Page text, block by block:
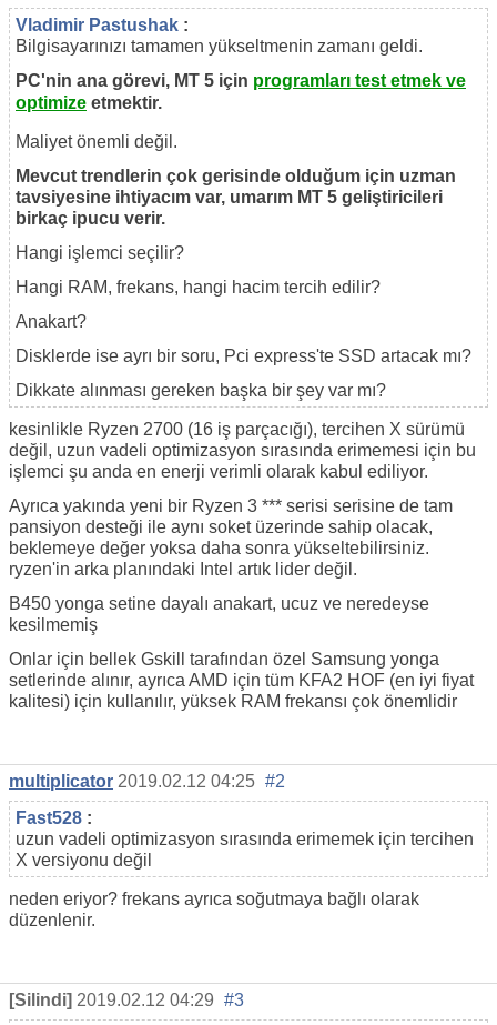
Vladimir Pastushak :
Bilgisayarınızı tamamen yükseltmenin zamanı geldi.
PC'nin ana görevi, MT 5 için programları test etmek ve
optimize etmektir.
Maliyet önemli değil.
Mevcut trendlerin çok gerisinde olduğum için uzman
tavsiyesine ihtiyacım var, umarım MT 5 geliştiricileri
birkaç ipucu verir.
Hangi işlemci seçilir?
Hangi RAM, frekans, hangi hacim tercih edilir?
Anakart?
Disklerde ise ayrı bir soru, Pci express'te SSD artacak mı?
Dikkate alınması gereken başka bir şey var mı?
kesinlikle Ryzen 2700 (16 iş parçacığı), tercihen X sürümü
değil, uzun vadeli optimizasyon sırasında erimemesi için bu
işlemci şu anda en enerji verimli olarak kabul ediliyor.
Ayrıca yakında yeni bir Ryzen 3 *** serisi serisine de tam
pansiyon desteği ile aynı soket üzerinde sahip olacak,
beklemeye değer yoksa daha sonra yükseltebilirsiniz.
ryzen'in arka planındaki Intel artık lider değil.
B450 yonga setine dayalı anakart, ucuz ve neredeyse
kesilmemiş
Onlar için bellek Gskill tarafından özel Samsung yonga
setlerinde alınır, ayrıca AMD için tüm KFA2 HOF (en iyi fiyat
kalitesi) için kullanılır, yüksek RAM frekansı çok önemlidir
multiplicator 2019.02.12 04:25 #2
Fast528 :
uzun vadeli optimizasyon sırasında erimemek için tercihen
X versiyonu değil
neden eriyor? frekans ayrıca soğutmaya bağlı olarak
düzenlenir.
[Silindi] 2019.02.12 04:29 #3